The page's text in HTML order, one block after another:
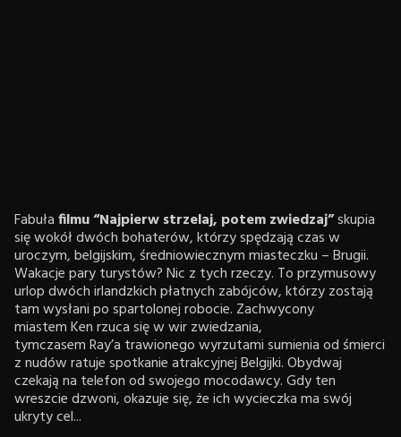
Fabułafilmu “Najpierw strzelaj, potem zwiedzaj”skupia
się wokół dwóch bohaterów, którzy spędzają czas w
uroczym, belgijskim, średniowiecznym miasteczku – Brugii.
Wakacje pary turystów? Nic z tych rzeczy. To przymusowy
urlop dwóch irlandzkich płatnych zabójców, którzy zostają
tam wysłani po spartolonej robocie. Zachwycony
miastem Ken rzuca się w wir zwiedzania,
tymczasem Ray’a trawionego wyrzutami sumienia od śmierci
z nudów ratuje spotkanie atrakcyjnej Belgijki. Obydwaj
czekają na telefon od swojego mocodawcy. Gdy ten
wreszcie dzwoni, okazuje się, że ich wycieczka ma swój
ukryty cel...